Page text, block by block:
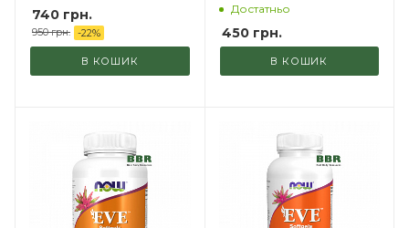
740 грн.
950грн. -22%
В КОШИК
Достатньо
450грн.
В КОШИК